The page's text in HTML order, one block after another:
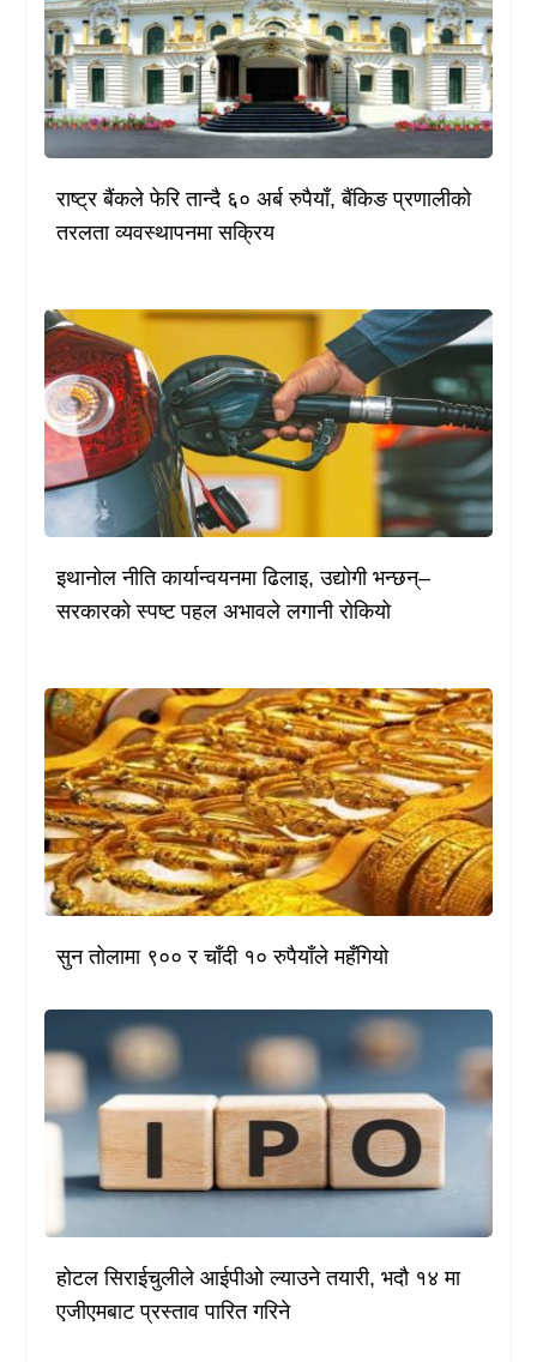
राष्ट्र बैंकले फेरि तान्दै ६० अर्ब रुपैयाँ, बैंकिङ प्रणालीको
तरलता व्यवस्थापनमा सक्रिय
इथानोल नीति कार्यान्वयनमा ढिलाइ, उद्योगी भन्छन्–
सरकारको स्पष्ट पहल अभावले लगानी रोकियो
सुन तोलामा ९०० र चाँदी १० रुपैयाँले महँगियो
होटल सिराईचुलीले आईपीओ ल्याउने तयारी, भदौ १४ मा
एजीएमबाट प्रस्ताव पारित गरिने